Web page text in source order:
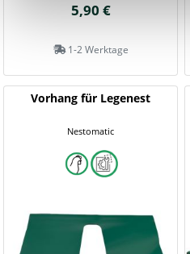
5,90 €
1-2 Werktage
Vorhang für Legenest
Nestomatic